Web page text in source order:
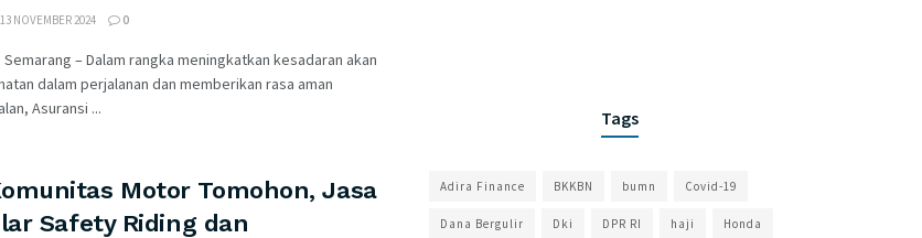
NOVEMBER 2024 0
– Dalam rangka meningkatkan kesadaran akan
dalam perjalanan dan memberikan rasa aman
Asuransi ...
Motor Tomohon, Jasa
Safety Riding dan
Tags
Adira Finance BKKBN bumn Covid-19
Dana Bergulir Dki DPR RI haji Honda